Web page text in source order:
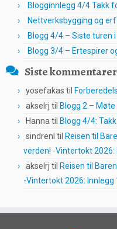
Blogginnlegg 4/4 Takk
Nettverksbygging og
Blogg 4/4 – Siste turen
Blogg 3/4 – Ertespirer
Siste kommentarer
yosefakas til
akselrj til Blogg 2 –
Hanna til Blogg 4/4:
sindrenl til Reisen til
verden! -Vintertokt 2026:
akselrj til Reisen til
-Vintertokt 2026: Innlegg